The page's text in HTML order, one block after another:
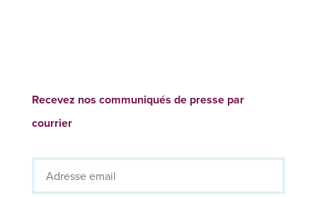
Recevez nos communiqués de presse par
courrier